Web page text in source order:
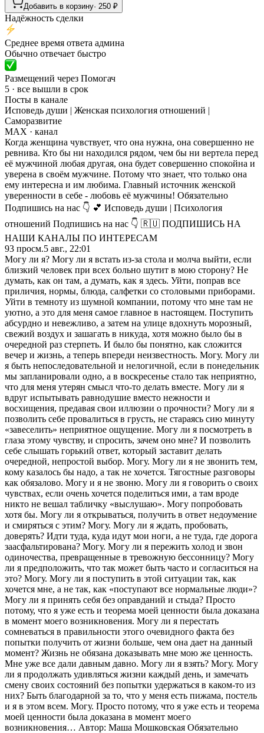
Добавить в корзину· 250 ₽
Надёжность сделки
Среднее время ответа админа
Обычно отвечает быстро
Размещений через Помогач
5 · все вышли в срок
Посты в канале
Исповедь души | Женская психология отношений |
Саморазвитие
MAX · канал
Когда женщина чувствует, что она нужна, она совершенно не
ревнива. Кто бы ни находился рядом, чем бы ни вертела перед
её мужчиной любая другая, она будет совершенно спокойна и
уверена в своём мужчине. Потому что знает, что только она
ему интересна и им любима. Главный источник женской
уверенности в себе - любовь её мужчины! Обязательно
Подпишись на нас 👇 💕 Исповедь души | Психология
отношений Подпишись на нас 👇 🇷🇺 ПОДПИШИСЬ НА
НАШИ КАНАЛЫ ПО ИНТЕРЕСАМ
93 просм.5 авг., 22:01
Могу ли я? Могу ли я встать из-за стола и молча выйти, если
близкий человек при всех больно шутит в мою сторону? Не
думать, как он там, а думать, как я здесь. Уйти, поправ все
приличия, нормы, блюда, салфетки со столовыми приборами.
Уйти в темноту из шумной компании, потому что мне там не
уютно, а это для меня самое главное в настоящем. Поступить
абсурдно и невежливо, а затем на улице вдохнуть морозный,
свежий воздух и зашагать в никуда, хотя можно было бы в
очередной раз стерпеть. И было бы понятно, как сложится
вечер и жизнь, а теперь впереди неизвестность. Могу. Могу ли
я быть непоследовательной и нелогичной, если в понедельник
мы запланировали одно, а в воскресенье стало так неприятно,
что для меня утерян смысл что-то делать вместе. Могу ли я
вдруг испытывать равнодушие вместо нежности и
восхищения, предавая свои иллюзии о прочности? Могу ли я
позволить себе провалиться в грусть, не стараясь сию минуту
«завеселить» неприятное ощущение. Могу ли я посмотреть в
глаза этому чувству, и спросить, зачем оно мне? И позволить
себе слышать горький ответ, который заставит делать
очередной, непростой выбор. Могу. Могу ли я не звонить тем,
кому казалось бы надо, а так не хочется. Тягостные разговоры
как обязалово. Могу и я не звоню. Могу ли я говорить о своих
чувствах, если очень хочется поделиться ими, а там вроде
никто не вешал табличку «выслушаю». Могу попробовать
хотя бы. Могу ли я открываться, получить в ответ недоумение
и смиряться с этим? Могу. Могу ли я ждать, пробовать,
доверять? Идти туда, куда идут мои ноги, а не туда, где дорога
заасфальтирована? Могу. Могу ли я пережить холод и звон
одиночества, превращенные в тревожную бессонницу? Могу
ли я предположить, что так может быть часто и согласиться на
это? Могу. Могу ли я поступить в этой ситуации так, как
хочется мне, а не так, как «поступают все нормальные люди»?
Могу ли я принять себя без оправданий и стыда? Просто
потому, что я уже есть и теорема моей ценности была доказана
в момент моего возникновения. Могу ли я перестать
сомневаться в правильности этого очевидного факта без
попытки получить от жизни больше, чем она дает на данный
момент? Жизнь не обязана доказывать мне мою же ценность.
Мне уже все дали давным давно. Могу ли я взять? Могу. Могу
ли я продолжать удивляться жизни каждый день, и замечать
смену своих состояний без попытки удержаться в каком-то из
них? Быть благодарной за то, что у меня есть пижама, постель
и я в этом всем. Могу. Просто потому, что я уже есть и теорема
моей ценности была доказана в момент моего
возникновения… Автор: Маша Мошковская Обязательно